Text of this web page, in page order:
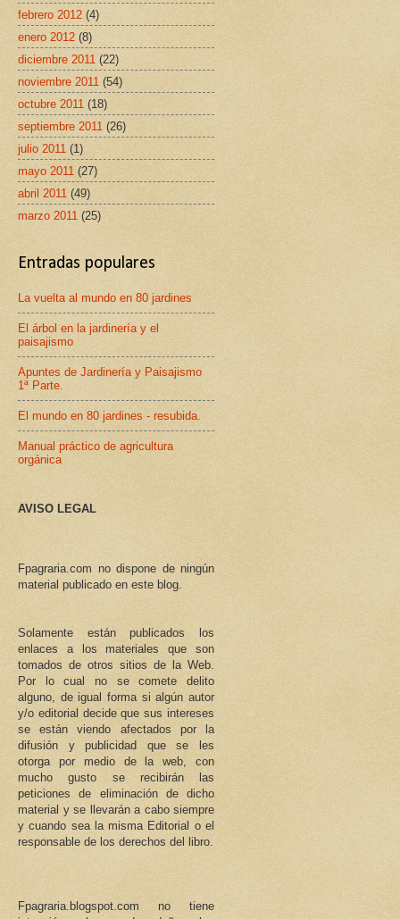
febrero 2012 (4)
enero 2012 (8)
diciembre 2011 (22)
noviembre 2011 (54)
octubre 2011 (18)
septiembre 2011 (26)
julio 2011 (1)
mayo 2011 (27)
abril 2011 (49)
marzo 2011 (25)
Entradas populares
La vuelta al mundo en 80 jardines
El árbol en la jardinería y el
paisajismo
Apuntes de Jardinería y Paisajismo
1ª Parte.
El mundo en 80 jardines - resubida.
Manual práctico de agricultura
orgánica
AVISO LEGAL
Fpagraria.com no dispone de ningún
material publicado en este blog.
Solamente están publicados los
enlaces a los materiales que son
tomados de otros sitios de la Web.
Por lo cual no se comete delito
alguno, de igual forma si algún autor
y/o editorial decide que sus intereses
se están viendo afectados por la
difusión y publicidad que se les
otorga por medio de la web, con
mucho gusto se recibirán las
peticiones de eliminación de dicho
material y se llevarán a cabo siempre
y cuando sea la misma Editorial o el
responsable de los derechos del libro.
Fpagraria.blogspot.com no tiene